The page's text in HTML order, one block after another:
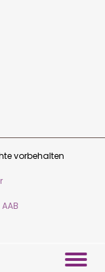
vorbehalten
AAB